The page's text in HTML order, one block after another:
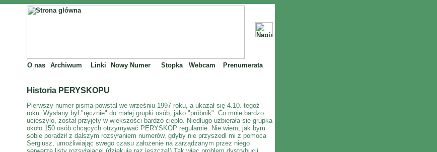
O nas Archiwum Linki Nowy Numer Stopka Webcam Prenumerata
Historia PERYSKOPU
Pierwszy numer pisma powstał we wrześniu 1997 roku, a ukazał się 4.10. tegoż
roku. Wysłany był "ręcznie" do małej grupki osób, jako "próbnik". Co mnie bardzo
ucieszylo, został przyjęty w wiekszości bardzo ciepło. Niedługo uzbierała się grupka
około 150 osób chcących otrzymywać PERYSKOP regularnie. Nie wiem, jak bym
sobie poradził z dalszym rozsyłaniem numerów, gdyby nie przyszedl mi z pomoca
Sergiusz, umożliwiając swego czasu założenie na zarządzanym przez niego